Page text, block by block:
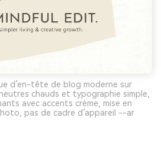
d’en-tête de blog moderne sur
chauds et typographie simple,
avec accents crème, mise en
pas de cadre d’appareil --ar